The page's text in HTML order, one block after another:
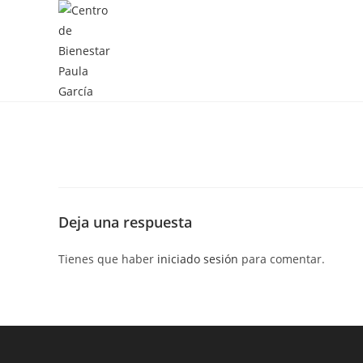
Deja una respuesta
Tienes que haber iniciado sesión para comentar.